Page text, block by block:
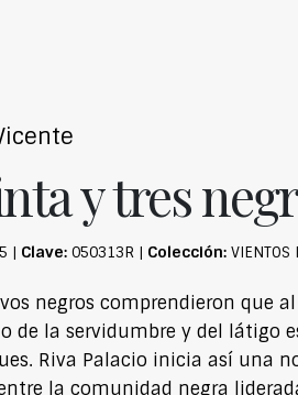
y tres
| Clave: 050313R | Colección: VIENTOS
negros comprendieron que
de la servidumbre y del látigo
Riva Palacio inicia así una
la comunidad negra